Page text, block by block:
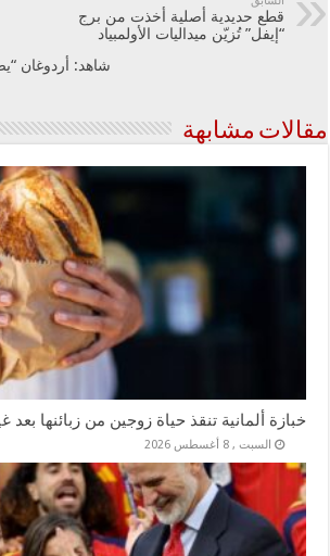
قطع حديدية أصلية أخذت من برج
“إيفل” تُزيّن ميداليات الأولمبياد
شاهد: أردوغان
مقالات مشابهة
خبازة ألمانية تنقذ حياة زوجين من زبائنها بعد
السبت , 8 أغسطس 2026